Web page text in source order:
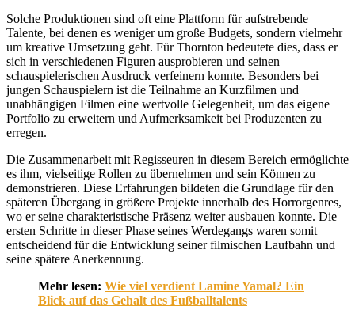
Solche Produktionen sind oft eine Plattform für aufstrebende
Talente, bei denen es weniger um große Budgets, sondern vielmehr
um kreative Umsetzung geht. Für Thornton bedeutete dies, dass er
sich in verschiedenen Figuren ausprobieren und seinen
schauspielerischen Ausdruck verfeinern konnte. Besonders bei
jungen Schauspielern ist die Teilnahme an Kurzfilmen und
unabhängigen Filmen eine wertvolle Gelegenheit, um das eigene
Portfolio zu erweitern und Aufmerksamkeit bei Produzenten zu
erregen.
Die Zusammenarbeit mit Regisseuren in diesem Bereich ermöglichte
es ihm, vielseitige Rollen zu übernehmen und sein Können zu
demonstrieren. Diese Erfahrungen bildeten die Grundlage für den
späteren Übergang in größere Projekte innerhalb des Horrorgenres,
wo er seine charakteristische Präsenz weiter ausbauen konnte. Die
ersten Schritte in dieser Phase seines Werdegangs waren somit
entscheidend für die Entwicklung seiner filmischen Laufbahn und
seine spätere Anerkennung.
Mehr lesen: Wie viel verdient Lamine Yamal? Ein
Blick auf das Gehalt des Fußballtalents